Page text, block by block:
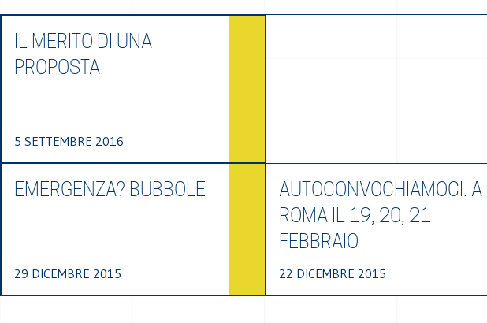
IL MERITO DI UNA
PROPOSTA
5 SETTEMBRE 2016
EMERGENZA? BUBBOLE
29 DICEMBRE 2015
AUTOCONVOCHIAMOCI. A
ROMA IL 19, 20, 21
FEBBRAIO
22 DICEMBRE 2015